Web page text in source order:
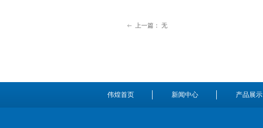
ꂃ 上一篇： 无
伟煌首页 新闻中心 产品展示